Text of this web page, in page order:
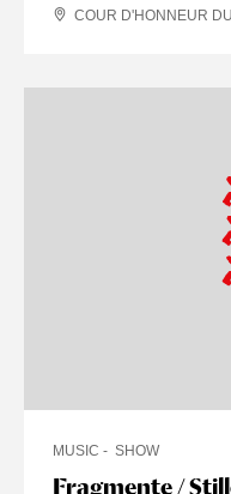
COUR D'HONNEUR
Fragmente /
MUSIC SHOW